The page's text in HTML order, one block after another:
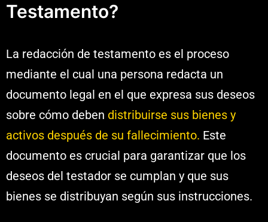
Testamento?
La redacción de testamento es el proceso
mediante el cual una persona redacta un
documento legal en el que expresa sus deseos
sobre cómo deben distribuirse sus bienes y
activos después de su fallecimiento. Este
documento es crucial para garantizar que los
deseos del testador se cumplan y que sus
bienes se distribuyan según sus instrucciones.